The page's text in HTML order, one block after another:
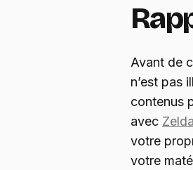
Avant de
n’est pas
contenus
avec
votre
votre